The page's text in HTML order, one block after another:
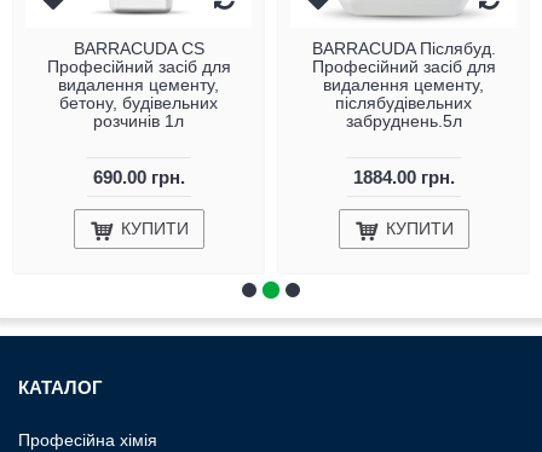
BARRACUDA CS
Професійний засіб для
видалення цементу,
бетону, будівельних
розчинів 1л
690.00 грн.
КУПИТИ
BARRACUDA Післябуд.
Професійний засіб для
видалення цементу,
післябудівельних
забруднень.5л
1884.00 грн.
КУПИТИ
КАТАЛОГ
Професiйна хiмiя